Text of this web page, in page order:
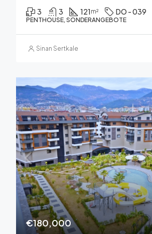
3 3 121 m² DO - 039
PENTHOUSE, SONDERANGEBOTE
Sinan Sertkale
€180,000